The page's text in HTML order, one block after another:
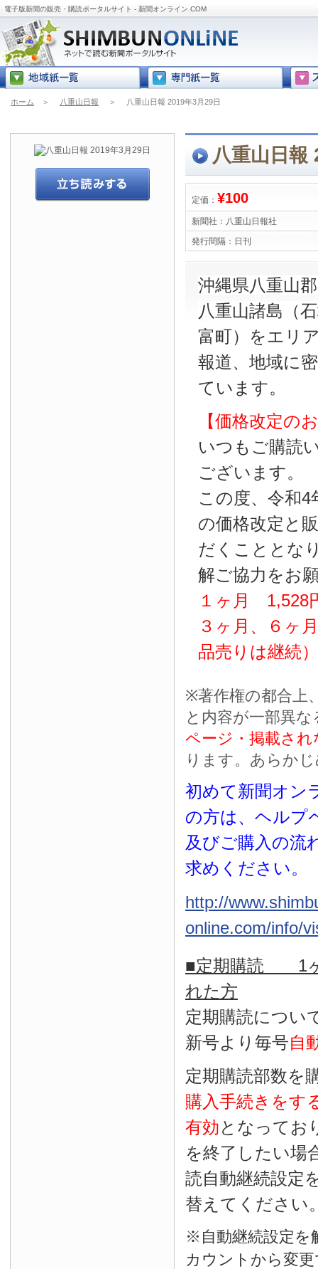
電子版新聞の販売・購読ポータルサイト - 新聞オンライン.COM
ホーム ＞ 八重山日報 ＞ 八重山日報 2019年3月29日
八重山日報
定価： ¥100
新聞社： 八重山日報社
発行間隔： 日刊
沖縄県八重山
八重山諸島（
富町）をエリ
報道、地域に
ています。
【価格改定の
いつもご購読
ございます。
この度、令和4
の価格改定と
だくこととな
解ご協力をお
１ヶ月 1,528
３ヶ月、６ヶ
品売りは継続）
※著作権の都合上
と内容が一部異な
ページ・掲載され
ります。あらか
初めて新聞オン
の方は、ヘルプ
及びご購入の流
求めください。
http://
online.com/info/
■定期購読 1ヶ
れた方
定期購読につい
新号より毎号自
定期購読部数を
購入手続きをす
有効となってお
を終了したい場
読自動継続設定
替えてください
※自動継続設定を
カウントから変